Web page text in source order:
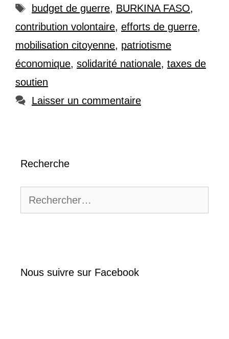
Étiquettes
budget de guerre, BURKINA FASO,
contribution volontaire, efforts de guerre,
mobilisation citoyenne, patriotisme
économique, solidarité nationale, taxes de
soutien
Laisser un commentaire
Recherche
Nous suivre sur Facebook